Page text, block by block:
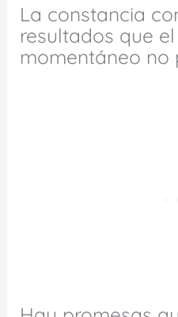
La constancia
resultados que
momentáneo no